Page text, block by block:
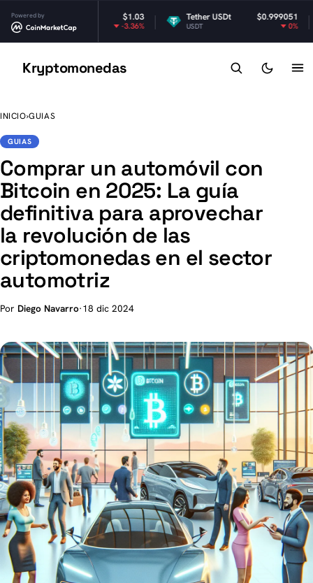
Powered by
XRP
XRP -3.36%
Tether USDt $0.999051
USDT
Kryptomonedas
INICIO›GUIAS
GUIAS
Comprar un automóvil con
Bitcoin en 2025: La guía
definitiva para aprovechar
la revolución de las
criptomonedas en el sector
automotriz
Por Diego Navarro·18 dic 2024